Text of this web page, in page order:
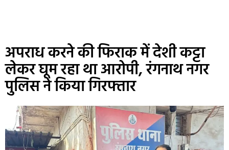
अपराध करने की फिराक में देशी कट्टा
लेकर घूम रहा था आरोपी, रंगनाथ नगर
पुलिस ने किया गिरफ्तार